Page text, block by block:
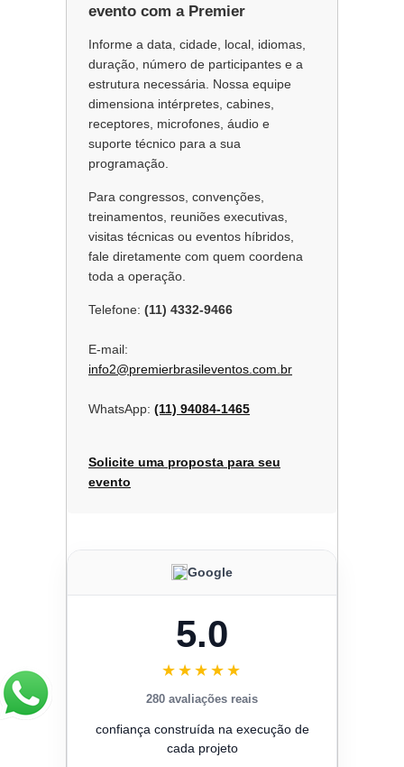
evento com a Premier
Informe a data, cidade, local, idiomas,
duração, número de participantes e a
estrutura necessária. Nossa equipe
dimensiona intérpretes, cabines,
receptores, microfones, áudio e
suporte técnico para a sua
programação.
Para congressos, convenções,
treinamentos, reuniões executivas,
visitas técnicas ou eventos híbridos,
fale diretamente com quem coordena
toda a operação.
Telefone: (11) 4332-9466
E-mail:
info2@premierbrasileventos.com.br
WhatsApp: (11) 94084-1465
Solicite uma proposta para seu
evento
Google
5.0
★★★★★
280 avaliações reais
confiança construída na execução de
cada projeto